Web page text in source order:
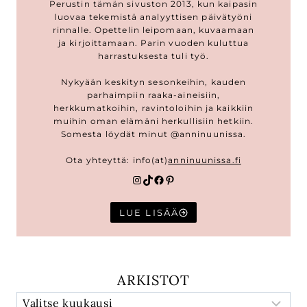
Perustin tämän sivuston 2013, kun kaipasin
luovaa tekemistä analyyttisen päivätyöni
rinnalle. Opettelin leipomaan, kuvaamaan
ja kirjoittamaan. Parin vuoden kuluttua
harrastuksesta tuli työ.
Nykyään keskityn sesonkeihin, kauden
parhaimpiin raaka-aineisiin,
herkkumatkoihin, ravintoloihin ja kaikkiin
muihin oman elämäni herkullisiin hetkiin.
Somesta löydät minut @anninuunissa.
Ota yhteyttä: info(at)anninuunissa.fi
Instagram
TikTok
Facebook
Pinterest
LUE LISÄÄ
ARKISTOT